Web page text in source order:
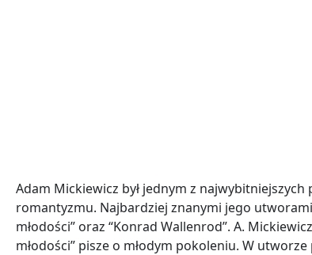
Adam Mickiewicz był jednym z
romantyzmu. Najbardziej znanymi jego utworami
młodości” oraz “Konrad Wallenrod”. A.
młodości” pisze o młodym pokoleniu. W